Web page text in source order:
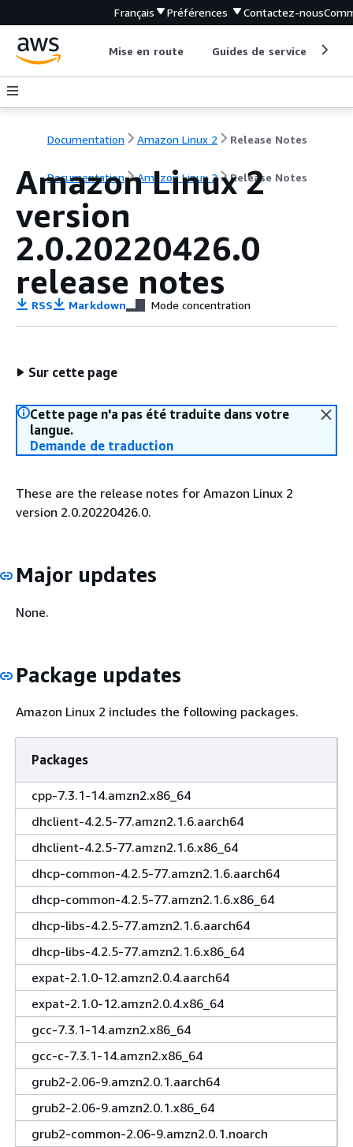
Français Préférences Contactez-nous
Mise en route Guides de service
Documentation Amazon Linux 2 Release Notes
Documentation Amazon Linux 2 Release Notes
Amazon Linux 2
version
2.0.20220426.0
release notes
RSS Markdown Mode concentration
Sur cette page
Cette page n'a pas été traduite dans votre
langue.
Demande de traduction
These are the release notes for Amazon Linux 2
version 2.0.20220426.0.
Major updates
None.
Package updates
Amazon Linux 2 includes the following packages.
Packages
cpp-7.3.1-14.amzn2.x86_64
dhclient-4.2.5-77.amzn2.1.6.aarch64
dhclient-4.2.5-77.amzn2.1.6.x86_64
dhcp-common-4.2.5-77.amzn2.1.6.aarch64
dhcp-common-4.2.5-77.amzn2.1.6.x86_64
dhcp-libs-4.2.5-77.amzn2.1.6.aarch64
dhcp-libs-4.2.5-77.amzn2.1.6.x86_64
expat-2.1.0-12.amzn2.0.4.aarch64
expat-2.1.0-12.amzn2.0.4.x86_64
gcc-7.3.1-14.amzn2.x86_64
gcc-c-7.3.1-14.amzn2.x86_64
grub2-2.06-9.amzn2.0.1.aarch64
grub2-2.06-9.amzn2.0.1.x86_64
grub2-common-2.06-9.amzn2.0.1.noarch